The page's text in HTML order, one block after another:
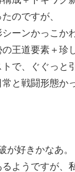
のですが、
ーンかっこか
王道要素＋珍
で、ぐぐっと
と戦闘形態か
が好きかなあ。
ようですが、